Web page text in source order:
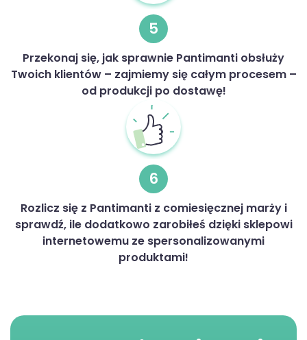
5
Przekonaj się, jak sprawnie Pantimanti obsłuży
Twoich klientów – zajmiemy się całym procesem –
od produkcji po dostawę!
6
Rozlicz się z Pantimanti z comiesięcznej marży i
sprawdź, ile dodatkowo zarobiłeś dzięki sklepowi
internetowemu ze spersonalizowanymi
produktami!